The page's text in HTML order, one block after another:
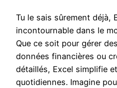
Tu le sais sûrement déjà,
incontournable dans le
Que ce soit pour gérer
données financières ou
détaillés, Excel simplifie
quotidiennes. Imagine